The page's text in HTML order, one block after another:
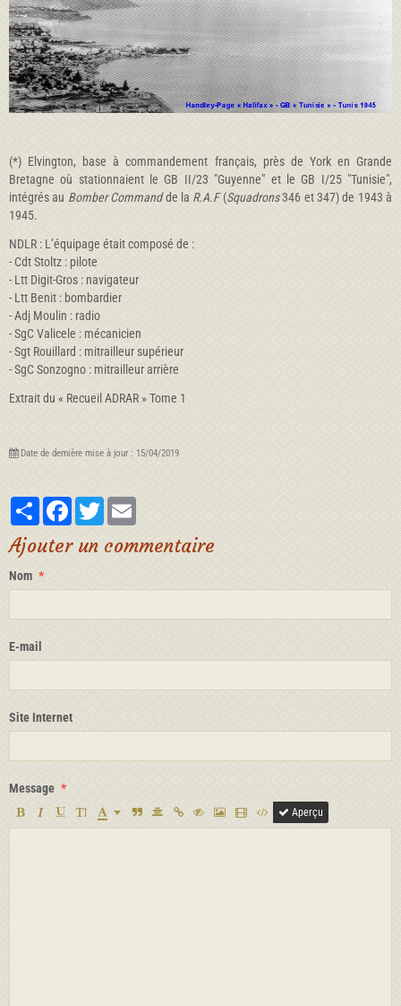
(*) Elvington, base à commandement français, près de York en Grande
Bretagne où stationnaient le GB II/23 "Guyenne" et le GB I/25 "Tunisie",
intégrés au Bomber Commandde la R.A.F(Squadrons346 et 347) de 1943 à
1945.
NDLR : L’équipage était composé de :
- Cdt Stoltz : pilote
- Ltt Digit-Gros : navigateur
- Ltt Benit : bombardier
- Adj Moulin : radio
- SgC Valicele : mécanicien
- Sgt Rouillard : mitrailleur supérieur
- SgC Sonzogno : mitrailleur arrière
Extrait du « Recueil ADRAR » Tome 1
Date de dernière mise à jour : 15/04/2019
PartagerFacebookTwitter
Ajouter un commentaire
Nom
E-mail
Site Internet
Message
Aperçu